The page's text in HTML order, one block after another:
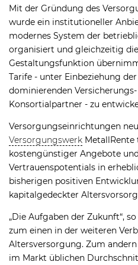
Mit der Gründung des
wurde ein institutioneller
modernes System der
organisiert und gleichzeitig
Gestaltungsfunktion
Tarife - unter Einbeziehung
dominierenden
Konsortialpartner - zu
Versorgungs­einrich­tungen
Versorgungswerk MetallRente
kostengünstiger Angebote
Vertrauenspotentials in
bisherigen positiven
kapitalgedeckter
„Die Aufgaben der Zukunft“,
zum einen in der weiteren
Altersversorgung. Zum
im Markt üblichen